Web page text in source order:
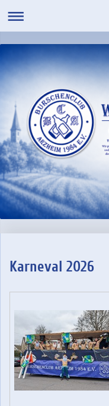
Karneval 2026